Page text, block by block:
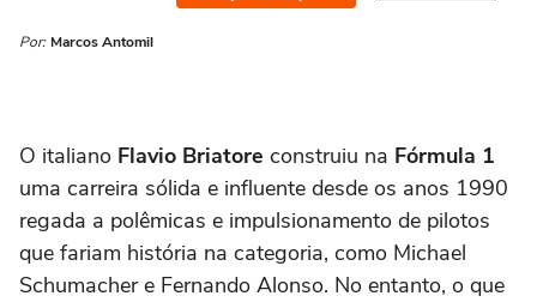
Por: Marcos Antomil
O italiano Flavio Briatore construiu na Fórmula 1
uma carreira sólida e influente desde os anos 1990
regada a polêmicas e impulsionamento de pilotos
que fariam história na categoria, como Michael
Schumacher e Fernando Alonso. No entanto, o que